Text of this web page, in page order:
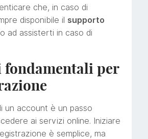
che, in caso di
disponibile il supporto
ad assisterti in caso di
fondamentali per
un account è un passo
ai servizi online. Iniziare
è semplice, ma